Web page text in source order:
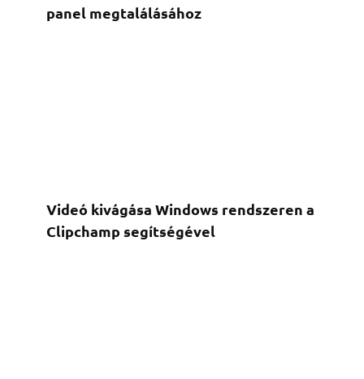
panel megtalálásához
Videó kivágása Windows rendszeren a
Clipchamp segítségével